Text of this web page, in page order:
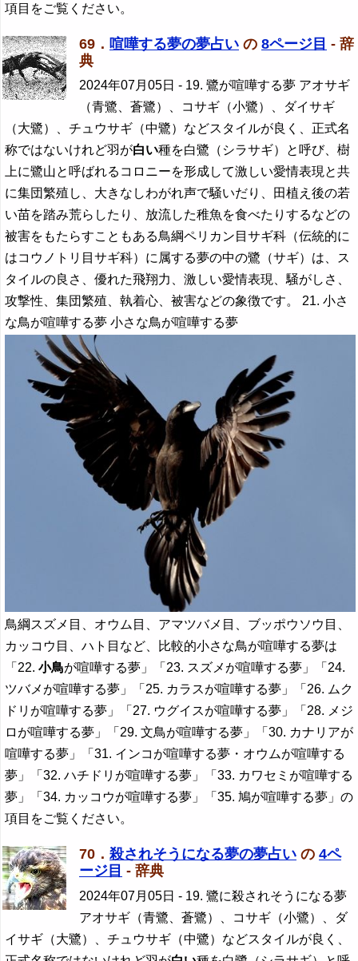
項目をご覧ください。
69． 喧嘩する夢の夢占い の 8ページ目 - 辞
典
2024年07月05日 - 19. 鷺が喧嘩する夢 アオサギ
（青鷺、蒼鷺）、コサギ（小鷺）、ダイサギ
（大鷺）、チュウサギ（中鷺）などスタイルが良く、正式名
称ではないけれど羽が白い種を白鷺（シラサギ）と呼び、樹
上に鷺山と呼ばれるコロニーを形成して激しい愛情表現と共
に集団繁殖し、大きなしわがれ声で騒いだり、田植え後の若
い苗を踏み荒らしたり、放流した稚魚を食べたりするなどの
被害をもたらすこともある鳥綱ペリカン目サギ科（伝統的に
はコウノトリ目サギ科）に属する夢の中の鷺（サギ）は、ス
タイルの良さ、優れた飛翔力、激しい愛情表現、騒がしさ、
攻撃性、集団繁殖、執着心、被害などの象徴です。 21. 小さ
な鳥が喧嘩する夢 小さな鳥が喧嘩する夢
鳥綱スズメ目、オウム目、アマツバメ目、ブッポウソウ目、
カッコウ目、ハト目など、比較的小さな鳥が喧嘩する夢は
「22.小鳥が喧嘩する夢」「23. スズメが喧嘩する夢」「24.
ツバメが喧嘩する夢」「25. カラスが喧嘩する夢」「26. ムク
ドリが喧嘩する夢」「27. ウグイスが喧嘩する夢」「28. メジ
ロが喧嘩する夢」「29. 文鳥が喧嘩する夢」「30. カナリアが
喧嘩する夢」「31. インコが喧嘩する夢・オウムが喧嘩する
夢」「32. ハチドリが喧嘩する夢」「33. カワセミが喧嘩する
夢」「34. カッコウが喧嘩する夢」「35. 鳩が喧嘩する夢」の
項目をご覧ください。
70． 殺されそうになる夢の夢占い の 4ペ
ージ目 - 辞典
2024年07月05日 - 19. 鷺に殺されそうになる夢
アオサギ（青鷺、蒼鷺）、コサギ（小鷺）、ダ
イサギ（大鷺）、チュウサギ（中鷺）などスタイルが良く、